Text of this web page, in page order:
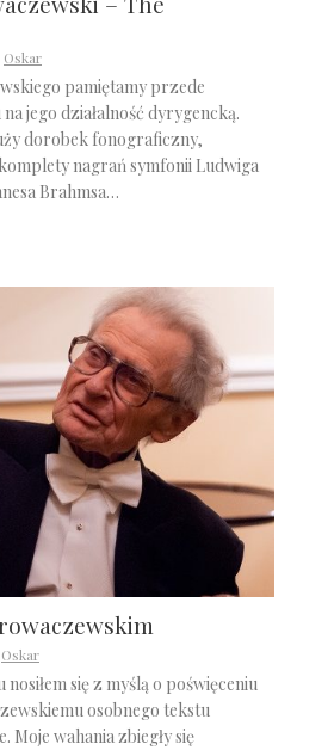
Oskar
pamiętamy przede
jego działalność dyrygencką.
dorobek fonograficzny,
nagrań symfonii Ludwiga
Brahmsa…
Oskar
nosiłem się z myślą o poświęceniu
osobnego tekstu
Moje wahania zbiegły się